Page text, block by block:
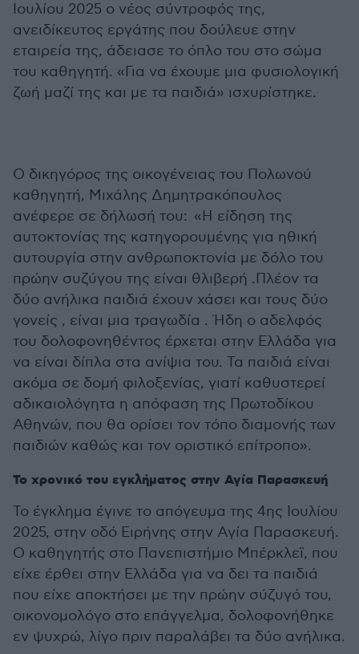
Ιουλίου 2025 ο νέος σύντροφός της,
ανειδίκευτος εργάτης που δούλευε στην
εταιρεία της, άδειασε το όπλο του στο σώμα
του καθηγητή. «Για να έχουμε μια φυσιολογική
ζωή μαζί της και με τα παιδιά» ισχυρίστηκε.
Ο δικηγόρος της οικογένειας του Πολωνού
καθηγητή, Μιχάλης Δημητρακόπουλος
ανέφερε σε δήλωσή του: «Η είδηση της
αυτοκτονίας της κατηγορουμένης για ηθική
αυτουργία στην ανθρωποκτονία με δόλο του
πρώην συζύγου της είναι θλιβερή .Πλέον τα
δύο ανήλικα παιδιά έχουν χάσει και τους δύο
γονείς , είναι μια τραγωδία . Ήδη ο αδελφός
του δολοφονηθέντος έρχεται στην Ελλάδα για
να είναι δίπλα στα ανίψια του. Τα παιδιά είναι
ακόμα σε δομή φιλοξενίας, γιατί καθυστερεί
αδικαιολόγητα η απόφαση της Πρωτοδίκου
Αθηνών, που θα ορίσει τον τόπο διαμονής των
παιδιών καθώς και τον οριστικό επίτροπο».
Το χρονικό του εγκλήματος στην Αγία Παρασκευή
Το έγκλημα έγινε το απόγευμα της 4ης Ιουλίου
2025, στην οδό Ειρήνης στην Αγία Παρασκευή.
Ο καθηγητής στο Πανεπιστήμιο Μπέρκλεϊ, που
είχε έρθει στην Ελλάδα για να δει τα παιδιά
που είχε αποκτήσει με την πρώην σύζυγό του,
οικονομολόγο στο επάγγελμα, δολοφονήθηκε
εν ψυχρώ, λίγο πριν παραλάβει τα δύο ανήλικα.